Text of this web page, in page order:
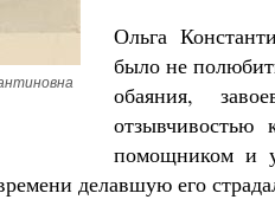
Ольга
было не
обаяния,
помощником и
делавшую его